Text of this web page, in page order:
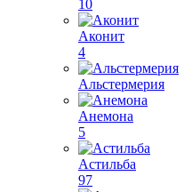
10
Аконит
4
Альстермерия
Анемона
5
Астильба
97